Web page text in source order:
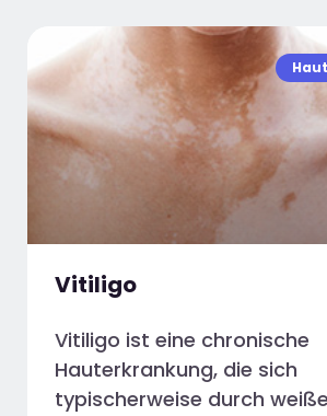
Vitiligo
Vitiligo ist eine chronische
Hauterkrankung, die sich
typischerweise durch